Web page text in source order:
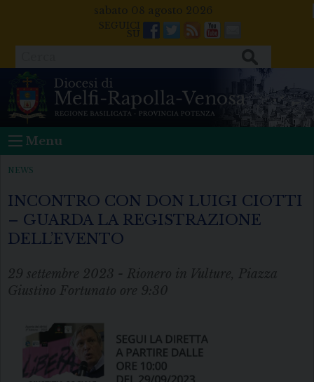
sabato 08 agosto 2026
Facebook
Twitter
FeedsYoutube
Mail
Menu
NEWS
INCONTRO CON DON LUIGI CIOTTI
– GUARDA LA REGISTRAZIONE
DELL’EVENTO
29 settembre 2023 - Rionero in Vulture, Piazza
Giustino Fortunato ore 9:30